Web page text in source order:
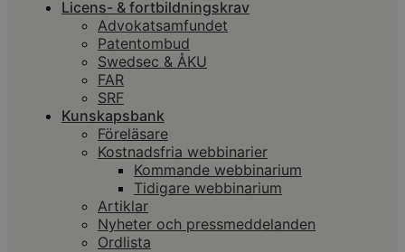
Licens- & fortbildningskrav
Advokatsamfundet
Patentombud
Swedsec & ÅKU
FAR
SRF
Kunskapsbank
Föreläsare
Kostnadsfria webbinarier
Kommande webbinarium
Tidigare webbinarium
Artiklar
Nyheter och pressmeddelanden
Ordlista